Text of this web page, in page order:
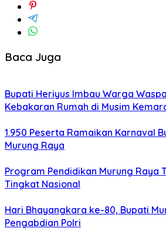
Baca Juga
Bupati Heriyus Imbau Warga
Kebakaran Rumah di Musim
1.950 Peserta Ramaikan Karnaval
Murung Raya
Program Pendidikan Murung Raya
Tingkat Nasional
Hari Bhayangkara ke-80, Bupati
Pengabdian Polri